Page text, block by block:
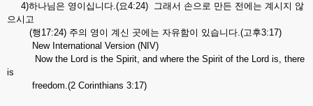
4)하나님은 영이십니다.(요4:24) 그래서 손으로 만든 전에는 계시지 않
으시고
(행17:24) 주의 영이 계신 곳에는 자유함이 있습니다.(고후3:17)
New International Version (NIV)
Now the Lord is the Spirit, and where the Spirit of the Lord is, there
is
freedom.(2 Corinthians 3:17)